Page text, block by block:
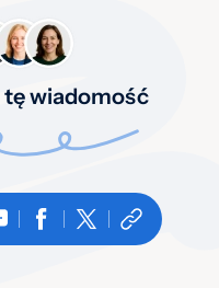
tę wiadomość